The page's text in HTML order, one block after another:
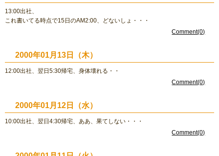
13:00出社、
これ書いてる時点で15日のAM2:00、どないしょ・・・
Comment(0)
2000年01月13日（木）
12:00出社、翌日5:30帰宅、身体壊れる・・
Comment(0)
2000年01月12日（水）
10:00出社、翌日4:30帰宅、ああ、果てしない・・・
Comment(0)